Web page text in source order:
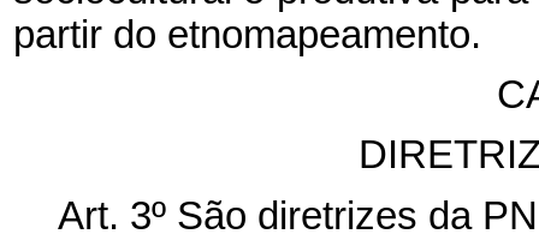
partir do etnomapeamento.
Art. 3º São diretrizes da